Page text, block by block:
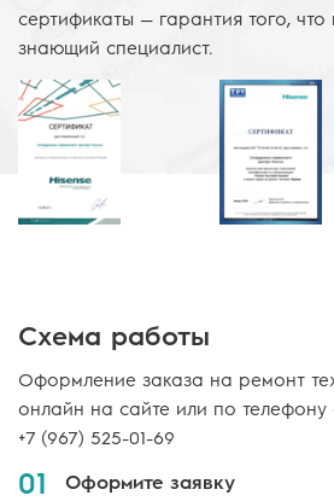
сертификаты — гарантия того,
знающий специалист.
Схема работы
Оформление заказа на ремонт
онлайн на сайте или по телефону
+7 (967) 525-01-69
01 Оформите заявку